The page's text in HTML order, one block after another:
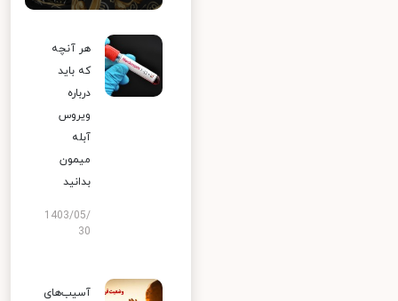
هر آنچه
که باید
درباره
ویروس
آبله
میمون
بدانید
1403/05/
30
آسیب‌های